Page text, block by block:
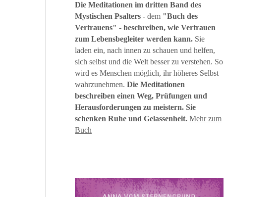
Die Meditationen im dritten Band des
Mystischen Psalters - dem "Buch des
Vertrauens" - beschreiben, wie Vertrauen
zum Lebensbegleiter werden kann. Sie
laden ein, nach innen zu schauen und helfen,
sich selbst und die Welt besser zu verstehen. So
wird es Menschen möglich, ihr höheres Selbst
wahrzunehmen.Die Meditationen
beschreiben einen Weg, Prüfungen und
Herausforderungen zu meistern. Sie
schenken Ruhe und Gelassenheit. Mehr zum
Buch